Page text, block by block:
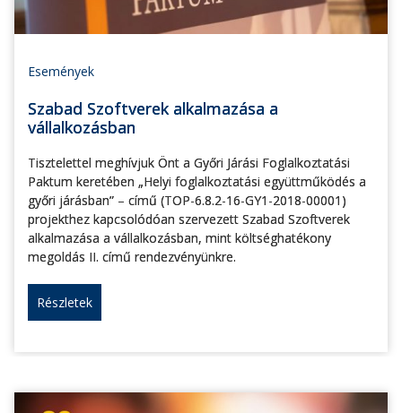
Események
Szabad Szoftverek alkalmazása a
vállalkozásban
Tisztelettel meghívjuk Önt a Győri Járási Foglalkoztatási
Paktum keretében „Helyi foglalkoztatási együttműködés a
győri járásban” – című (TOP-6.8.2-16-GY1-2018-00001)
projekthez kapcsolódóan szervezett Szabad Szoftverek
alkalmazása a vállalkozásban, mint költséghatékony
megoldás II. című rendezvényünkre.
Részletek